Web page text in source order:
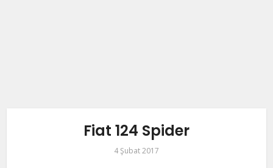
Fiat 124 Spider
4 Şubat 2017